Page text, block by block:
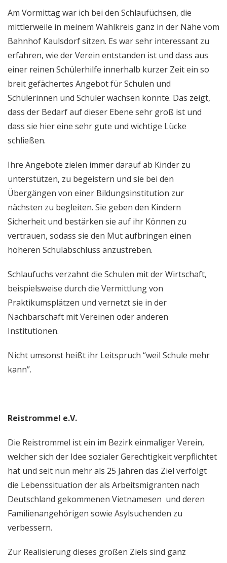
Am Vormittag war ich bei den Schlaufüchsen, die
mittlerweile in meinem Wahlkreis ganz in der Nähe vom
Bahnhof Kaulsdorf sitzen. Es war sehr interessant zu
erfahren, wie der Verein entstanden ist und dass aus
einer reinen Schülerhilfe innerhalb kurzer Zeit ein so
breit gefächertes Angebot für Schulen und
Schülerinnen und Schüler wachsen konnte. Das zeigt,
dass der Bedarf auf dieser Ebene sehr groß ist und
dass sie hier eine sehr gute und wichtige Lücke
schließen.
Ihre Angebote zielen immer darauf ab Kinder zu
unterstützen, zu begeistern und sie bei den
Übergängen von einer Bildungsinstitution zur
nächsten zu begleiten. Sie geben den Kindern
Sicherheit und bestärken sie auf ihr Können zu
vertrauen, sodass sie den Mut aufbringen einen
höheren Schulabschluss anzustreben.
Schlaufuchs verzahnt die Schulen mit der Wirtschaft,
beispielsweise durch die Vermittlung von
Praktikumsplätzen und vernetzt sie in der
Nachbarschaft mit Vereinen oder anderen
Institutionen.
Nicht umsonst heißt ihr Leitspruch “weil Schule mehr
kann”.
Reistrommel e.V.
Die Reistrommel ist ein im Bezirk einmaliger Verein,
welcher sich der Idee sozialer Gerechtigkeit verpflichtet
hat und seit nun mehr als 25 Jahren das Ziel verfolgt
die Lebenssituation der als Arbeitsmigranten nach
Deutschland gekommenen Vietnamesen und deren
Familienangehörigen sowie Asylsuchenden zu
verbessern.
Zur Realisierung dieses großen Ziels sind ganz